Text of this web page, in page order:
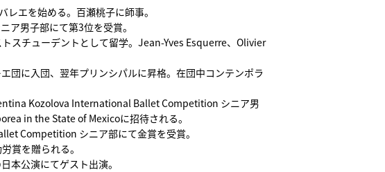
レエを始める。 百瀬桃子に師事。
男子部にて第3位を受賞。
スチューデントとして留学。Jean-Yves Esquerre、Olivier
団に入団、 翌年プリンシパルに昇格。 在団中コンテンポラ
Kozolova International Ballet Competition シニア男
in the State of Mexicoに招待される。
Competition シニア部にて金賞を受賞。
賞を贈られる。
本公演にてゲスト出演。